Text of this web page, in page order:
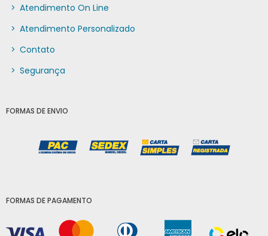
> Atendimento On Line
> Atendimento Personalizado
> Contato
> Segurança
FORMAS DE ENVIO
FORMAS DE PAGAMENTO